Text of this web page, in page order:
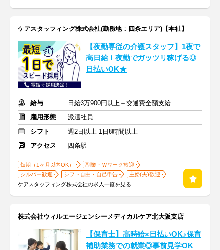
ケアスタッフィング株式会社(勤務地：四条エリア)【本社】
【夜勤専従の介護スタッフ】1夜で
高日給！夜勤でガッツリ稼げる◎
日払いOK★
給与
日給3万900円以上＋交通費全額支給
雇用形態
派遣社員
シフト
週2日以上 1日8時間以上
アクセス
四条駅
短期（1ヶ月以内OK）
副業・Ｗワーク歓迎
シルバー歓迎
シフト自由・自己申告
主婦(夫)歓迎
ケアスタッフィング株式会社の求人一覧を見る
株式会社ウィルエージェンシーメディカルケア北大阪支店
【保育士】高時給×日払いOK♪保育
補助業務での就業◎事前見学OK